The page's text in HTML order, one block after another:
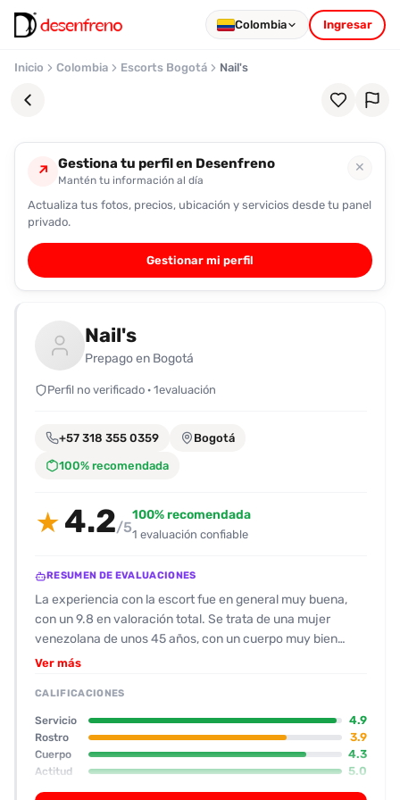
Colombia Ingresar
Inicio Colombia Escorts Bogotá Nail's
Favoritos
Pronto
podrás
registrarte
guardar
favoritas
para
fácilmente.
↗ Gestiona tu perfil en Desenfreno
Mantén tu información al día
✕
Actualiza tus fotos, precios, ubicación y servicios desde tu panel
privado.
Gestionar mi perfil
Nail's
Prepago en Bogotá
Perfil no verificado · 1evaluación
+57 318 355 0359 Bogotá
100% recomendada
★ 4.2/5
100% recomendada
1 evaluación confiable
RESUMEN DE EVALUACIONES
La experiencia con la escort fue en general muy buena,
con un 9.8 en valoración total. Se trata de una mujer
venezolana de unos 45 años, con un cuerpo muy bien
mantenido que se corresponde con las fotos; destaca el
atractivo. Su rostro ya muestra la edad, pero no resulta
desagradable y se ve bien cuidada. En cuanto a la actitud,
la encontró muy amable: le respondió con una plantilla y la
dirección, y la casa donde se atendió estaba limpia y
bastante aislada, algo que la experiencia “limita” aunque
no es un problema mayor. En lo sexual, la escort ofrece un
Ver más
CALIFICACIONES
Servicio 4.9
Rostro 3.9
Cuerpo 4.3
Actitud 5.0